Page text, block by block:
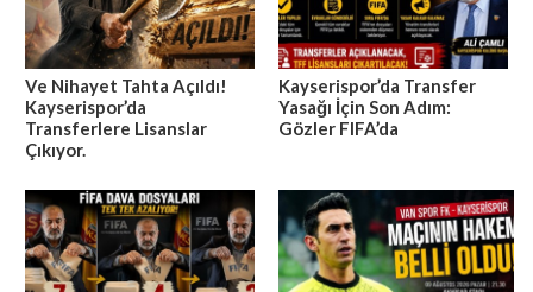
Ve Nihayet Tahta Açıldı!
Kayserispor’da
Transferlere Lisanslar
Çıkıyor.
Kayserispor’da Transfer
Yasağı İçin Son Adım:
Gözler FIFA’da